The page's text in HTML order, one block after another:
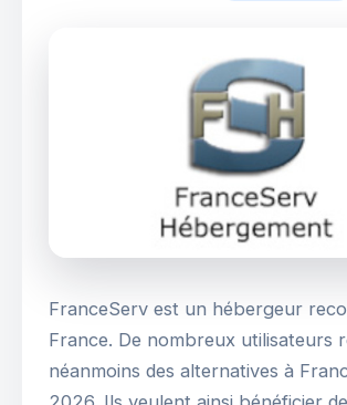
FranceServ est un hébergeur
France. De nombreux utilisateurs
néanmoins des alternatives à